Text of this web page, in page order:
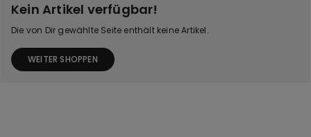
Kein Artikel verfügbar!
Die von Dir gewählte Seite enthält keine Artikel.
WEITER SHOPPEN